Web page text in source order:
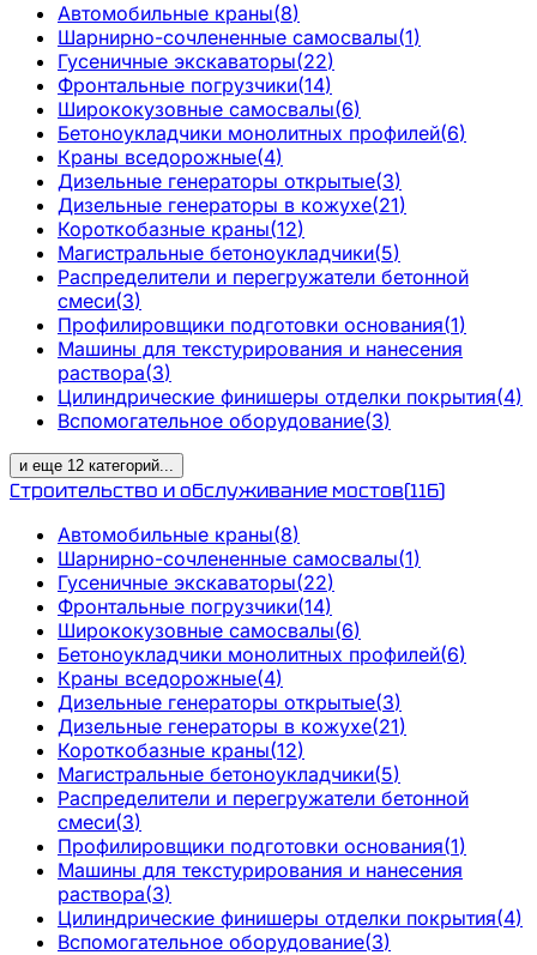
Автомобильные краны(8)
Шарнирно-сочлененные самосвалы(1)
Гусеничные экскаваторы(22)
Фронтальные погрузчики(14)
Ширококузовные самосвалы(6)
Бетоноукладчики монолитных профилей(6)
Краны вседорожные(4)
Дизельные генераторы открытые(3)
Дизельные генераторы в кожухе(21)
Короткобазные краны(12)
Магистральные бетоноукладчики(5)
Распределители и перегружатели бетонной
смеси(3)
Профилировщики подготовки основания(1)
Машины для текстурирования и нанесения
раствора(3)
Цилиндрические финишеры отделки покрытия(4)
Вспомогательное оборудование(3)
и еще 12 категорий...
Строительство и обслуживание мостов(116)
Автомобильные краны(8)
Шарнирно-сочлененные самосвалы(1)
Гусеничные экскаваторы(22)
Фронтальные погрузчики(14)
Ширококузовные самосвалы(6)
Бетоноукладчики монолитных профилей(6)
Краны вседорожные(4)
Дизельные генераторы открытые(3)
Дизельные генераторы в кожухе(21)
Короткобазные краны(12)
Магистральные бетоноукладчики(5)
Распределители и перегружатели бетонной
смеси(3)
Профилировщики подготовки основания(1)
Машины для текстурирования и нанесения
раствора(3)
Цилиндрические финишеры отделки покрытия(4)
Вспомогательное оборудование(3)